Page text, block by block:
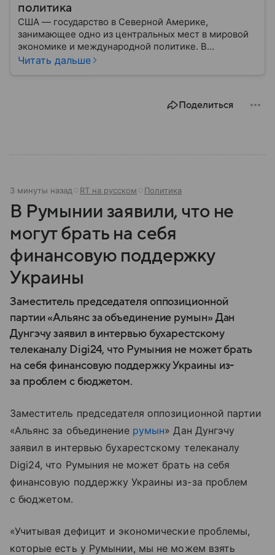
политика
США — государство в Северной Америке,
занимающее одно из центральных мест в мировой
экономике и международной политике. В
материале — основные сведения об этой стране.
Читать дальше
Поделиться
3 минуты назад RT на русском Политика
В Румынии заявили, что не
могут брать на себя
финансовую поддержку
Украины
Заместитель председателя оппозиционной
партии «Альянс за объединение румын» Дан
Дунгэчу заявил в интервью бухарестскому
телеканалу Digi24, что Румыния не может брать
на себя финансовую поддержку Украины из-
за проблем с бюджетом.
Заместитель председателя оппозиционной партии
«Альянс за объединение румын» Дан Дунгэчу
заявил в интервью бухарестскому телеканалу
Digi24, что Румыния не может брать на себя
финансовую поддержку Украины из-за проблем
с бюджетом.
«Учитывая дефицит и экономические проблемы,
которые есть у Румынии, мы не можем взять